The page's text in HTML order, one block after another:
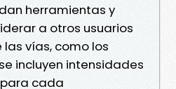
herramientas y
a otros usuarios
vías, como los
incluyen intensidades
cada